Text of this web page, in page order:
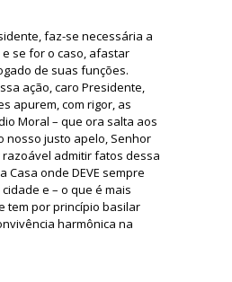
faz-se necessária a
se for o caso, afastar
de suas funções.
ação, caro Presidente,
apurem, com rigor, as
Moral – que ora salta aos
nosso justo apelo, Senhor
admitir fatos dessa
onde DEVE sempre
e – o que é mais
tem por princípio basilar
harmônica na